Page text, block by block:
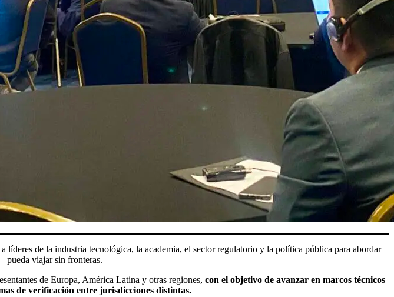
líderes de la industria tecnológica, la academia, el sector regulatorio y la política pública para abordar
pueda viajar sin fronteras.
de Europa, América Latina y otras regiones, con el objetivo de avanzar en marcos técnicos
de verificación entre jurisdicciones distintas.